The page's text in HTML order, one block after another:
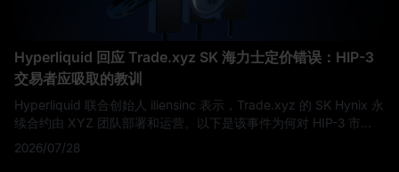
Hyperliquid 回应 Trade.xyz SK 海力士定价错误：HIP-3
交易者应吸取的教训
Hyperliquid 联合创始人 iliensinc 表示，Trade.xyz 的 SK Hynix 永
续合约由 XYZ 团队部署和运营。以下是该事件为何对 HIP-3 市
场、预言机风险以及 HYPE 投资者至关重要的原因。
2026/07/28